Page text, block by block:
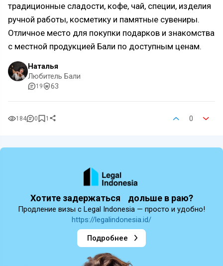
традиционные сладости, кофе, чай, специи, изделия
ручной работы, косметику и памятные сувениры.
Отличное место для покупки подарков и знакомства
с местной продукцией Бали по доступным ценам.
Наталья
Любитель Бали
19 63
184 0 1 0
Хотите задержаться дольше в раю?
Продление визы с Legal Indonesia — просто и удобно!
https://legalindonesia.id/
Подробнее